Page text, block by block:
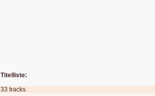
Titelliste:
33 tracks.